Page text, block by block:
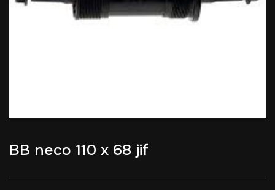
BB neco 110 x 68 jif